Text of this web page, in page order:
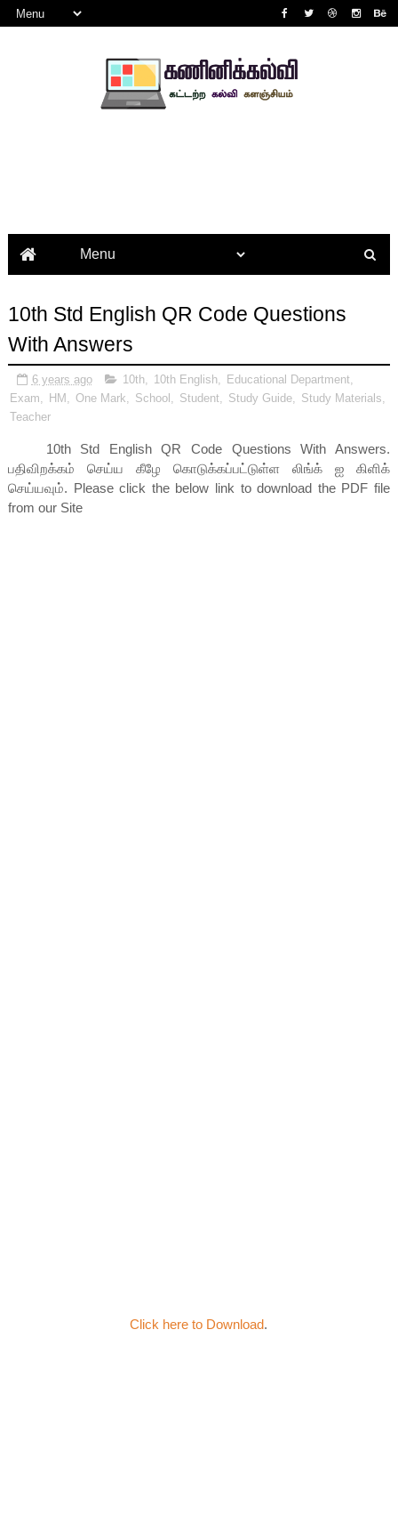
10th Std English QR Code Questions
With Answers
6 years ago 10th, 10th English, Educational Department
Exam
HM One Mark School Student Study Guide, Study Materials
Teacher
10th Std English QR Code Questions With Answers.
பதிவிறக்கம் செய்ய கீழே கொடுக்கப்பட்டுள்ள லிங்க் ஐ கிளிக்
செய்யவும். Please click the below link to download the PDF file
from our Site
Click here to Download.